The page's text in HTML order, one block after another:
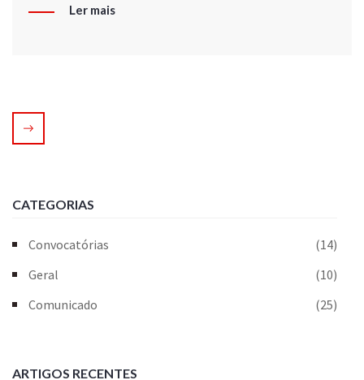
Ler mais
CATEGORIAS
Convocatórias
(14)
Geral
(10)
Comunicado
(25)
ARTIGOS RECENTES